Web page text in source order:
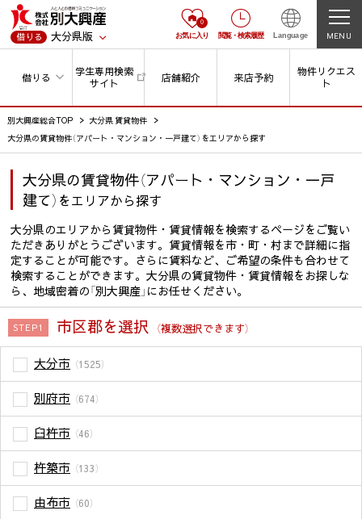
借りる 大分県版
0
お気に入り 閲覧・ 検索履歴 Language MENU
借りる
学生専用検索
サイト
店舗紹介 来店予約
物件リクエス
ト
別大興産総合TOP
大分県 賃貸物件
大分県の賃貸物件（アパート・マンション・一戸建て）をエリアから探す
大分県の賃貸物件（アパート・マンション・一戸
建て） をエリアから探す
大分県のエリアから賃貸物件・賃貸情報を検索するページをご覧い
ただきありがとうございます。賃貸情報を市・町・村まで詳細に指
定することが可能です。さらに賃料など、ご希望の条件も合わせて
検索することができます。大分県の賃貸物件・賃貸情報をお探しな
ら、地域密着の「別大興産」にお任せください。
STEP1 市区郡を選択 （複数選択できます）
大分市 （1525）
別府市 （674）
臼杵市 （46）
杵築市 （133）
由布市 （60）